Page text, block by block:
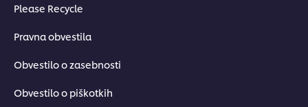
Please Recycle
Pravna obvestila
Obvestilo o zasebnosti
Obvestilo o piškotkih